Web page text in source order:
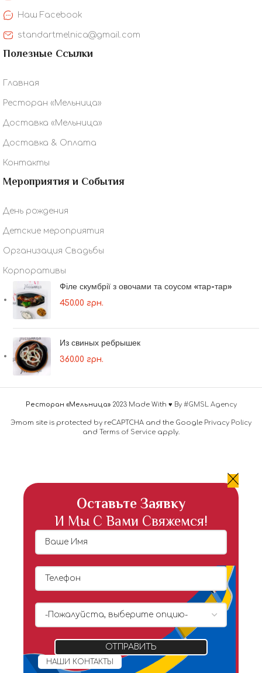
Наш Facebook
standartmelnica@gmail.com
Полезные Ссылки
Главная
Ресторан «Мельница»
Доставка «Мельница»
Доставка & Оплата
Контакты
Мероприятия и События
День рождения
Детские мероприятия
Организация Свадьбы
Корпоративы
Філе скумбрії з овочами та соусом «тар-тар»
450.00 грн.
Из свиных ребрышек
360.00 грн.
Ресторан «Мельница» 2023 Made With ♥ By #GMSL Agency
Этот site is protected by reCAPTCHA and the Google Privacy Policy
and Terms of Service apply.
Оставьте Заявку
И Мы С Вами Свяжемся!
НАШИ КОНТАКТЫ